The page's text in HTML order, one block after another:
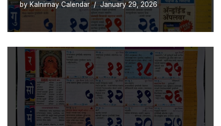
byKalnirnay Calendar January 29, 2026